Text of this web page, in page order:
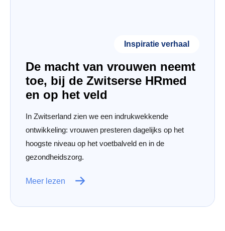
Inspiratie verhaal
De macht van vrouwen neemt
toe, bij de Zwitserse HRmed
en op het veld
In Zwitserland zien we een indrukwekkende
ontwikkeling: vrouwen presteren dagelijks op het
hoogste niveau op het voetbalveld en in de
gezondheidszorg.
Meer lezen